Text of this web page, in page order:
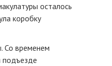
осталось
коробку
Со временем
подъезде